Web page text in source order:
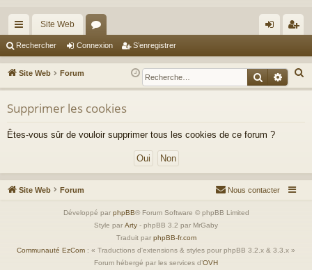
cc
ès
ra
pi
Site Web
or
u
m
s
ne
xi
nr
eg
Rechercher Connexion S’enregistrer
Site Web Forum
e
h
Supprimer les cookies
Êtes-vous sûr de vouloir supprimer tous les cookies de ce forum ?
Site Web Forum Nous contacter
Développé par phpBB® Forum Software © phpBB Limited
Style par Arty - phpBB 3.2 par MrGaby
Traduit par phpBB-fr.com
Communauté EzCom : « Traductions d'extensions & styles pour phpBB 3.2.x & 3.3.x »
Forum hébergé par les services d’OVH